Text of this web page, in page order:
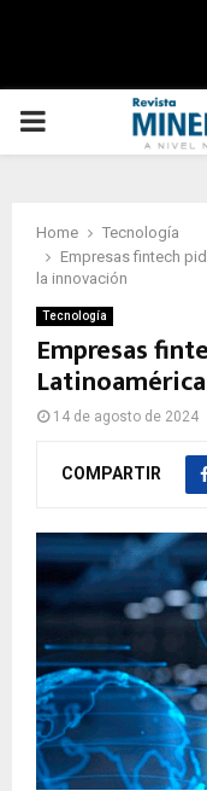
PRIMARY
Home
Tecnología
Empresas fintech
la innovación
Tecnología
Empresas
14 de agosto de 2024
COMPARTIR